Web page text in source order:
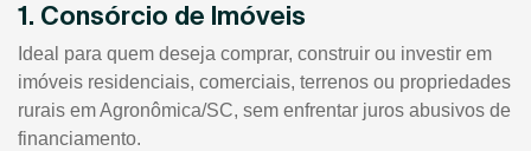
1. Consórcio de Imóveis
Ideal para quem deseja comprar, construir ou investir em
imóveis residenciais, comerciais, terrenos ou propriedades
rurais em Agronômica/SC, sem enfrentar juros abusivos de
financiamento.